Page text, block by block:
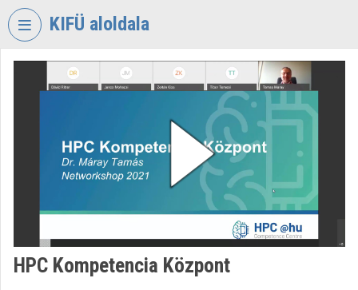
Fejléc kihagyása
KIFÜ aloldala
VIDEO TORIUM
FEJLESZTÉSI
ÜGYNÖKSÉG
Bejelentkezés
Intézményi felfedezés
HPC Kompetencia Központ